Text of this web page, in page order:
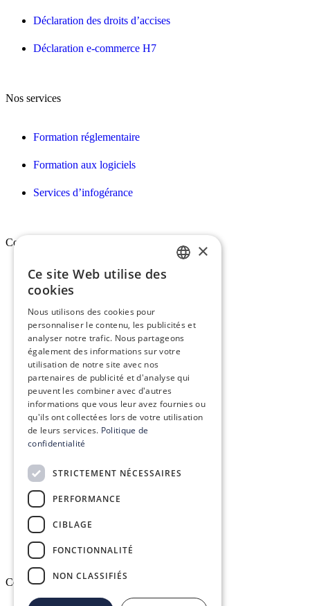
Déclaration des droits d’accises
Déclaration e-commerce H7
Nos services
Formation réglementaire
Formation aux logiciels
Services d’infogérance
Conex
Qui sommes-nous ?
Vision, mission & valeurs
Nos engagements
Le groupe Conex
Recrutement
Ressources
Espace client DELTAPASS
Copyright © 2026. All rights reserved.
×
Ce site Web utilise des
cookies
Nous utilisons des cookies pour
personnaliser le contenu, les publicités et
analyser notre trafic. Nous partageons
également des informations sur votre
utilisation de notre site avec nos
partenaires de publicité et d'analyse qui
peuvent les combiner avec d'autres
informations que vous leur avez fournies ou
qu'ils ont collectées lors de votre utilisation
de leurs services. Politique de
confidentialité
STRICTEMENT NÉCESSAIRES
PERFORMANCE
CIBLAGE
FONCTIONNALITÉ
NON CLASSIFIÉS